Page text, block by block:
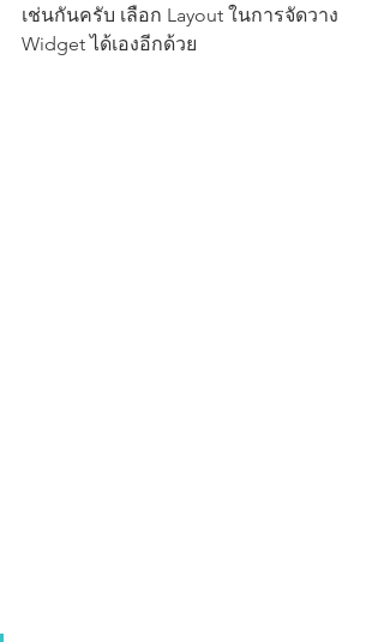
เช่นกันครับ เลือก Layout ในการจัดวาง
Widget ได้เองอีกด้วย